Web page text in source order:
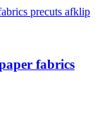
fabrics